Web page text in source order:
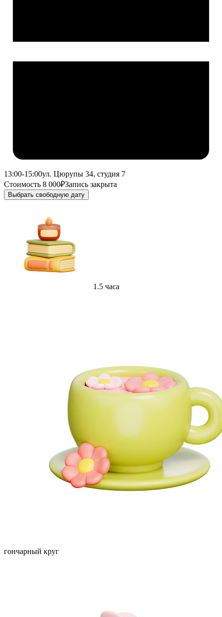
13:00-15:00ул. Цюрупы 34, студия 7
Стоимость 8 000₽Запись закрыта
Выбрать свободную дату
1.5 часа
гончарный круг